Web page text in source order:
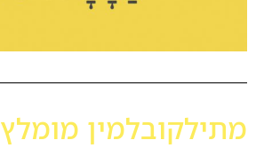
מתילקובלמין מומלץ